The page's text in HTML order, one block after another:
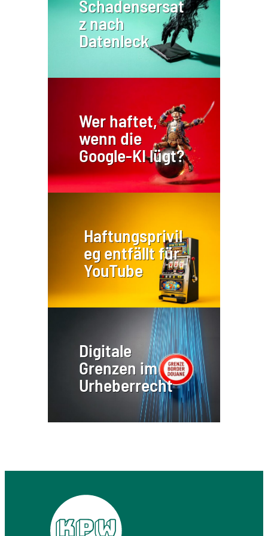
Schadensersat
z nach
Datenleck
Wer haftet,
wenn die
Google-KI lügt?
Haftungsprivil
eg entfällt für
YouTube
Digitale
Grenzen im
Urheberrecht